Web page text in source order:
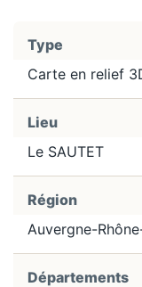
Type
Carte en relief
Lieu
Le SAUTET
Région
Auvergne-
Départements